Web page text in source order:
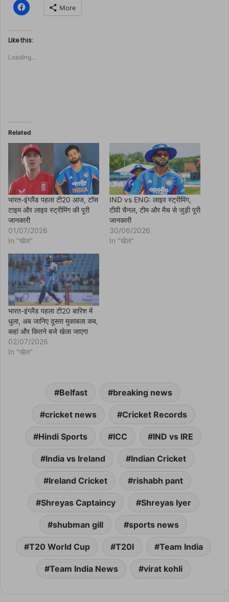
C
l
k
t
o
h
b
o
k
(
O
p
e
n
n
n
e
w
w
i
n
d
o
w
)
More
Like this:
Loading...
Related
भारत-इंग्लैंड पहला टी20 आज, टॉस
टाइम और लाइव स्ट्रीमिंग की पूरी
जानकारी
01/07/2026
In "खेल"
IND vs ENG: लाइव स्ट्रीमिंग,
टीवी चैनल, टीम और मैच से जुड़ी पूरी
जानकारी
30/06/2026
In "खेल"
भारत-इंग्लैंड पहला टी20 बारिश में
धुला, अब जानिए दूसरा मुकाबला कब,
कहां और कितने बजे खेला जाएगा
02/07/2026
In "खेल"
Belfast breaking news
cricket news Cricket Records
Hindi Sports ICC IND vs IRE
India vs Ireland Indian Cricket
Ireland Cricket rishabh pant
Shreyas Captaincy Shreyas Iyer
shubman gill sports news
T20 World Cup T20I Team India
Team India News virat kohli